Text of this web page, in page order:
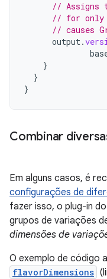
// Assigns
// for only
// causes
output.
}
}
}
Combinar
Em alguns casos, é
configurações de
fazer isso, o plug-in
grupos de variações
dimensões de
O exemplo de código
flavorDimensions